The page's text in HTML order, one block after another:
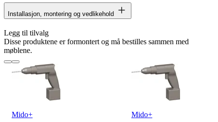
Installasjon, montering og vedlikehold
Legg til tilvalg
Disse produktene er formontert og må bestilles sammen med
møblene.
Mido+
Mido+